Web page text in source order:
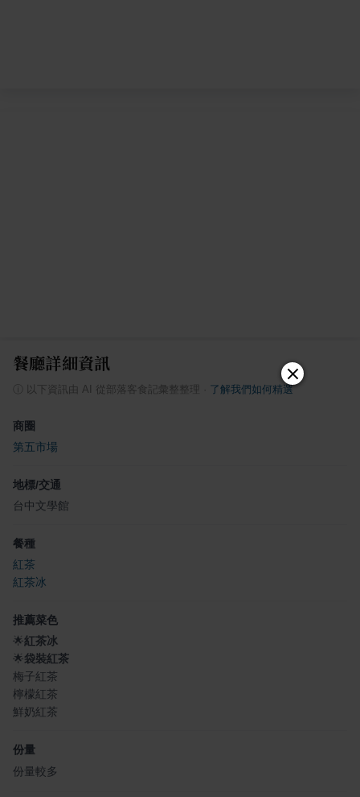
餐廳詳細資訊
ⓘ 以下資訊由 AI 從部落客食記彙整整理 了解我們如何精選
商圈
第五市場
地標/交通
台中文學館
餐種
紅茶
紅茶冰
推薦菜色
🌟紅茶冰
🌟袋裝紅茶
梅子紅茶
檸檬紅茶
鮮奶紅茶
份量
份量較多